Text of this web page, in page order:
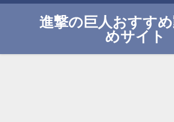
進撃の巨人おすす
めサイト